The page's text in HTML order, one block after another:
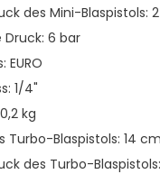
des Mini-Blaspistols:
Druck: 6 bar
EURO
1/4"
kg
Turbo-Blaspistols: 14 cm
des Turbo-